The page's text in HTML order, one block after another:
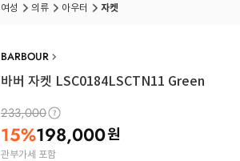
여성 의류 아우터 자켓
BARBOUR
바버 자켓 LSC0184LSCTN11 Green
233,000
15%198,000원
관부가세 포함